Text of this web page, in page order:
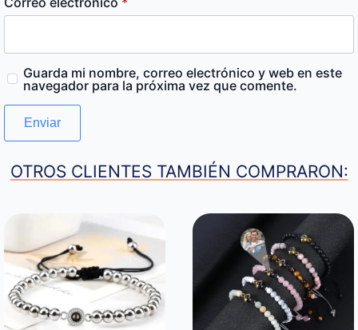
Guarda mi nombre, correo electrónico y web en este
navegador para la próxima vez que comente.
OTROS CLIENTES TAMBIÉN COMPRARON: